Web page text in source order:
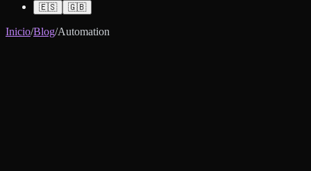
🇪🇸 🇬🇧
Inicio/Blog/Automation